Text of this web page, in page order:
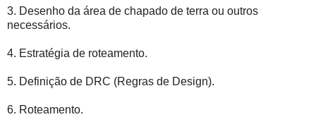
3. Desenho da área de chapado de terra ou outros
necessários.
4. Estratégia de roteamento.
5. Definição de DRC (Regras de Design).
6. Roteamento.